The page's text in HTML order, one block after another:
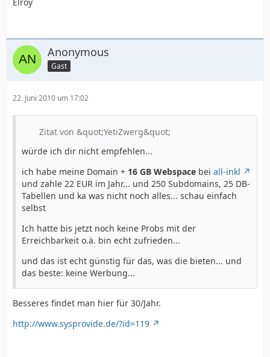
Anonymous
Gast
22. Juni 2010 um 17:02
Zitat von &quot;YetiZwerg&quot;
würde ich dir nicht empfehlen...
ich habe meine Domain + 16 GB Webspace bei all-inkl
und zahle 22 EUR im Jahr... und 250 Subdomains, 25 DB-
Tabellen und ka was nicht noch alles... schau einfach
selbst
Ich hatte bis jetzt noch keine Probs mit der
Erreichbarkeit o.ä. bin echt zufrieden...
und das ist echt günstig für das, was die bieten... und
das beste: keine Werbung...
Besseres findet man hier für 30/Jahr.
http://www.sysprovide.de/?id=119